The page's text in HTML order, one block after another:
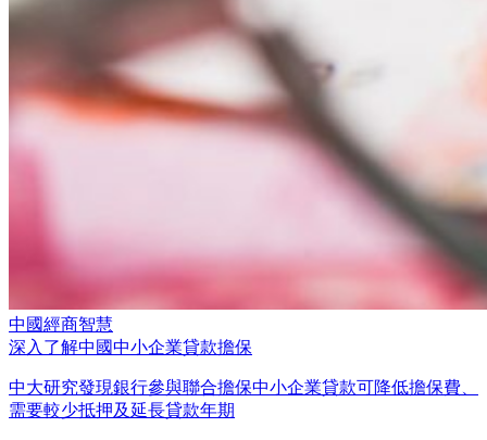
中國經商智慧
深入了解中國中小企業貸款擔保
中大研究發現銀行參與聯合擔保中小企業貸款可降低擔保費、
需要較少抵押及延長貸款年期